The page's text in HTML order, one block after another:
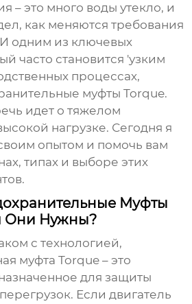
– это много воды утекло, и
как меняются требования
одним из ключевых
часто становится 'узким
процессах,
муфты Torque.
идет о тяжелом
нагрузке. Сегодня я
опытом и помочь вам
типах и выборе этих
Муфты
Они Нужны?
с технологией,
муфта Torque – это
для защиты
Если двигатель